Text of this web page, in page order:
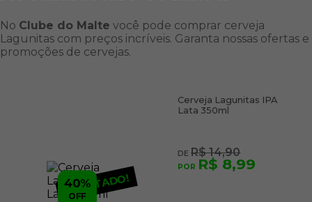
No Clube do Malte você pode comprar cerveja
Lagunitas com preços incríveis. Garanta nossas ofertas e
promoções de cervejas.
ESGOTADO!
Cerveja Lagunitas IPA
Lata 350ml
R$ 14,90
R$ 8,99
40%
OFF